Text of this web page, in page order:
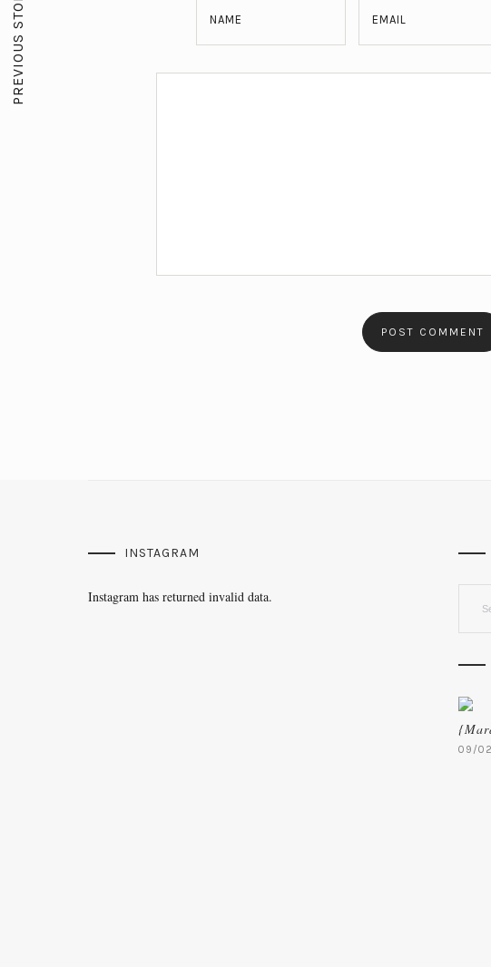
PREVIOUS STORY NAME EMAIL
INSTAGRAM
Instagram has returned invalid data.
09/